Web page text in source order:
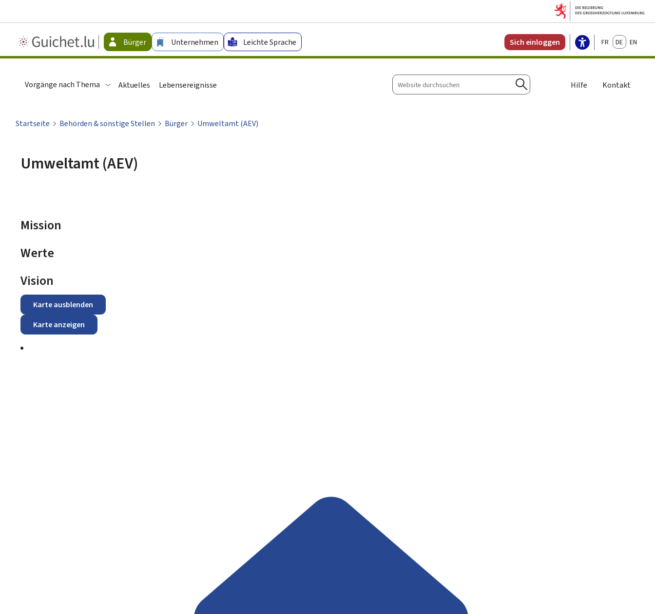
Guichet.lu
-
Bürger Unternehmen Leichte Sprache Sich einloggen FrançaisDeutschEnglish
Vorgänge nach Thema Aktuelles Lebensereignisse
Website
durchsuchen
Suchen
Hilfe Kontakt
Startseite Behörden & sonstige Stellen Bürger Umweltamt (AEV)
Umweltamt (AEV)
Mission
Werte
Vision
Karte ausblenden
Karte anzeigen